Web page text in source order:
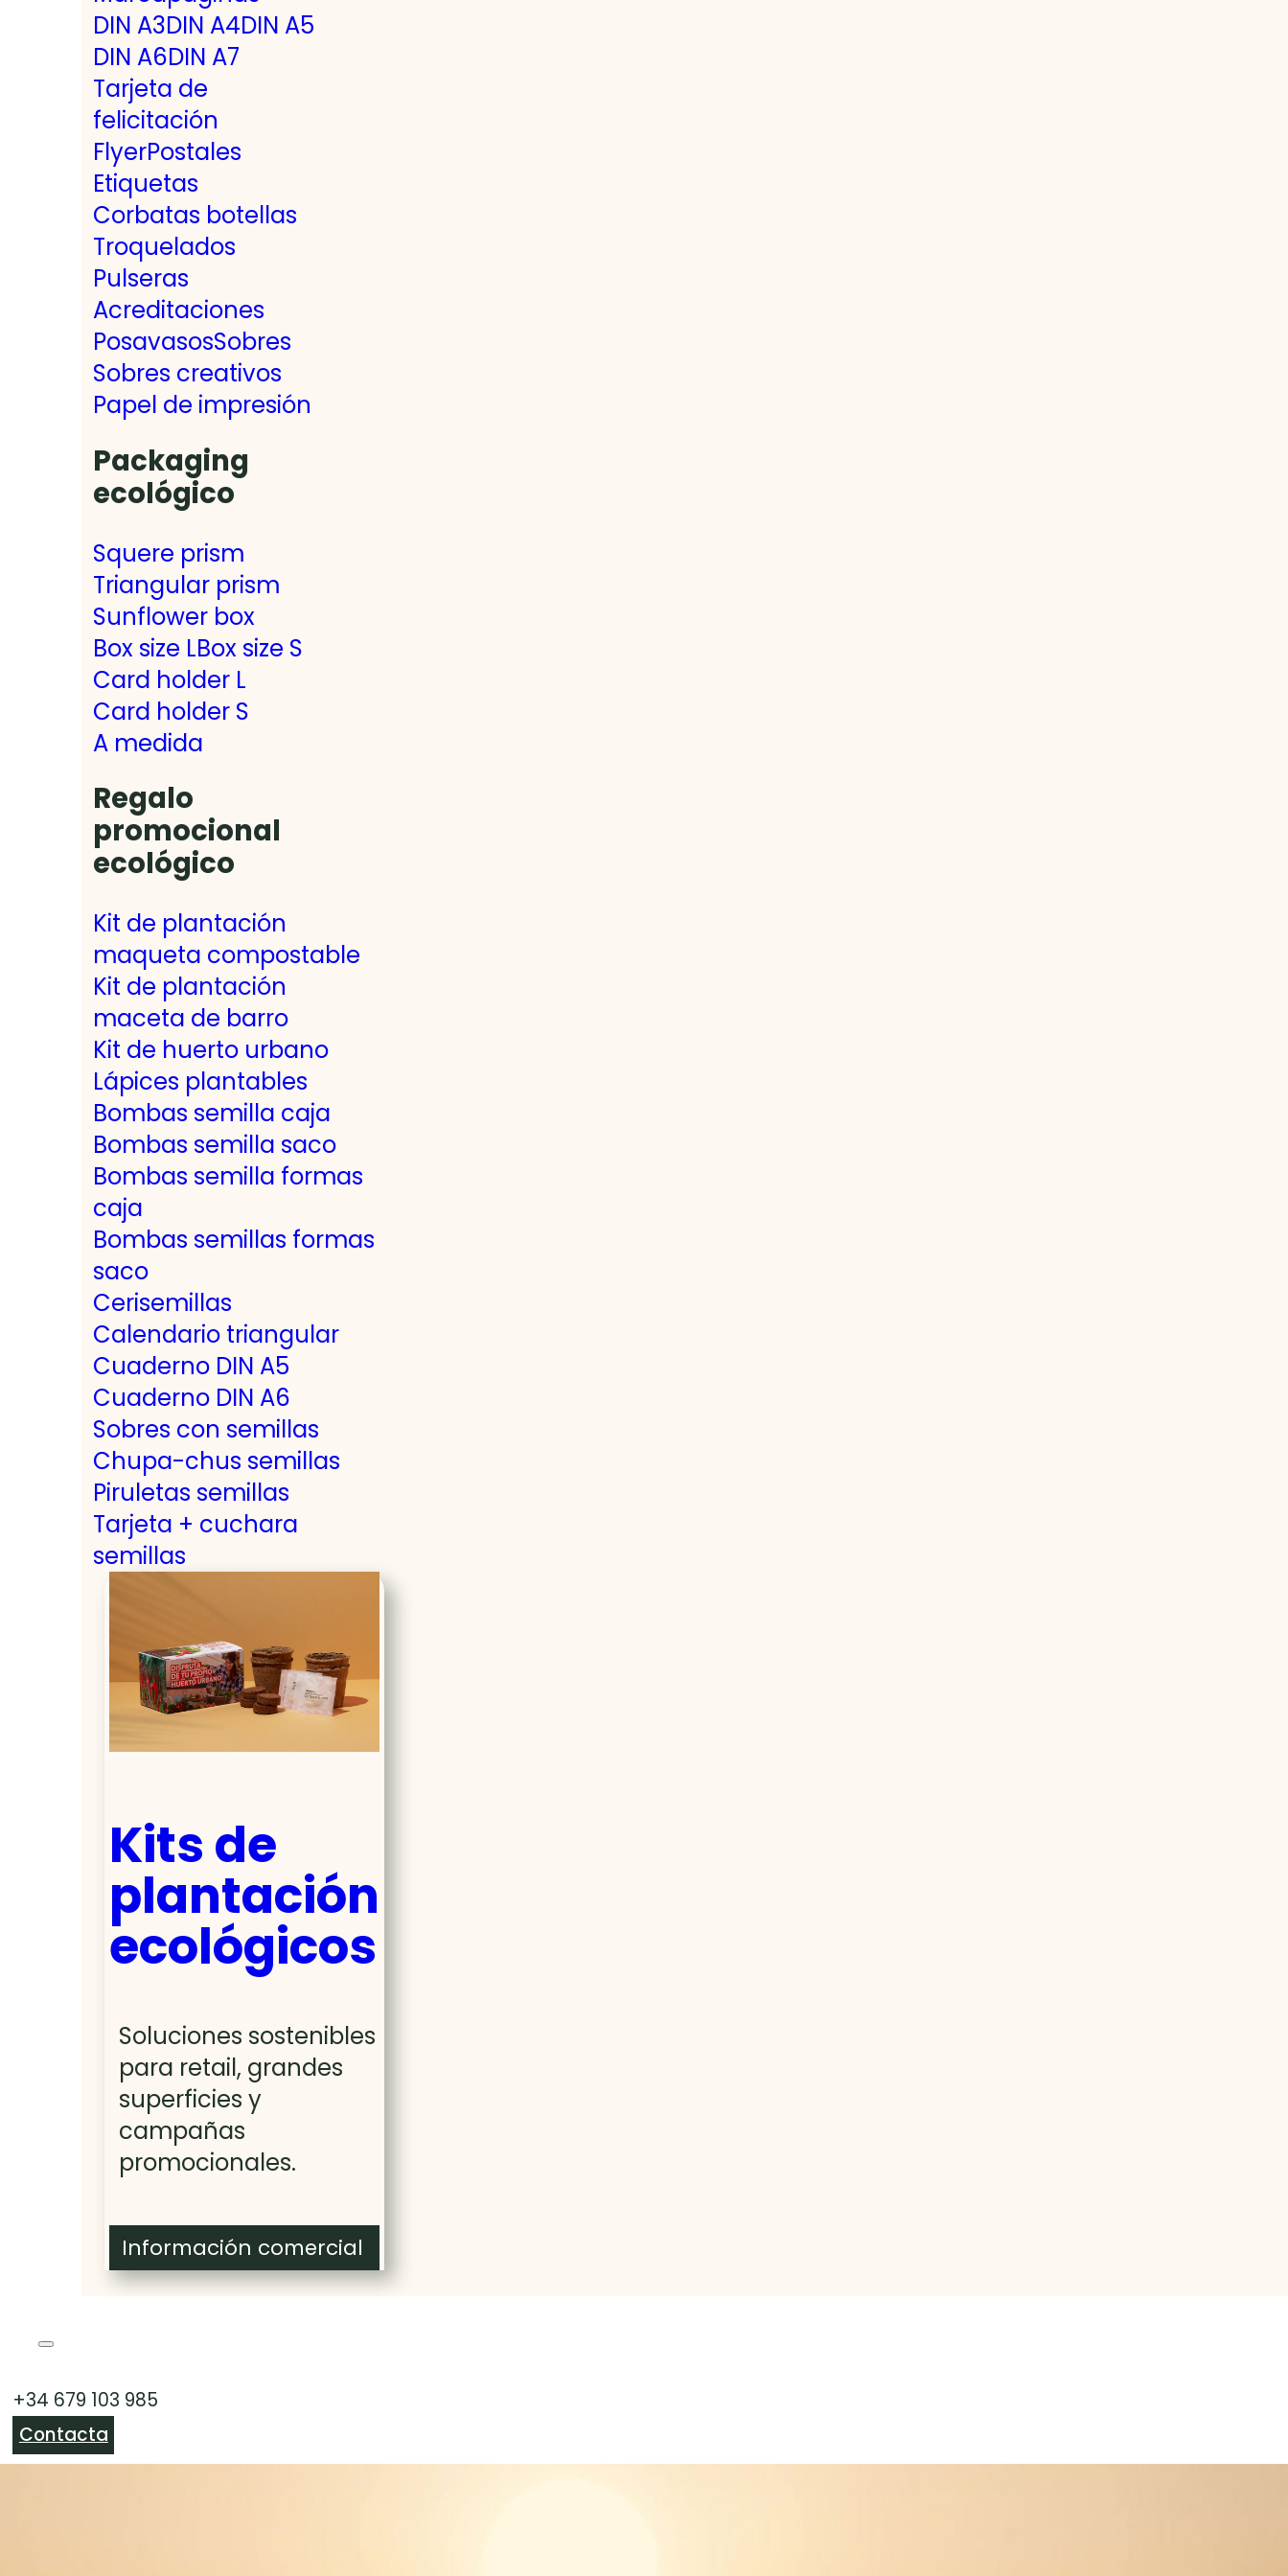
DIN A3DIN A4DIN A5
DIN A6DIN A7
Tarjeta de
felicitación
FlyerPostales
Etiquetas
Corbatas botellas
Troquelados
Pulseras
Acreditaciones
PosavasosSobres
Sobres creativos
Papel de impresión
Packaging
ecológico
Squere prism
Triangular prism
Sunflower box
Box size LBox size S
Card holder L
Card holder S
A medida
Regalo
promocional
ecológico
Kit de plantación
maqueta compostable
Kit de plantación
maceta de barro
Kit de huerto urbano
Lápices plantables
Bombas semilla caja
Bombas semilla saco
Bombas semilla formas
caja
Bombas semillas formas
saco
Cerisemillas
Calendario triangular
Cuaderno DIN A5
Cuaderno DIN A6
Sobres con semillas
Chupa-chus semillas
Piruletas semillas
Tarjeta + cuchara
semillas
Kits de
plantación
ecológicos
Soluciones sostenibles
para retail, grandes
superficies y
campañas
promocionales.
Información comercial
+34 679 103 985
Contacta